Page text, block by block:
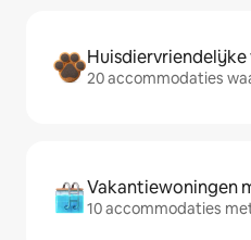
20 accommodaties
Vakantiewoningen
10 accommodaties